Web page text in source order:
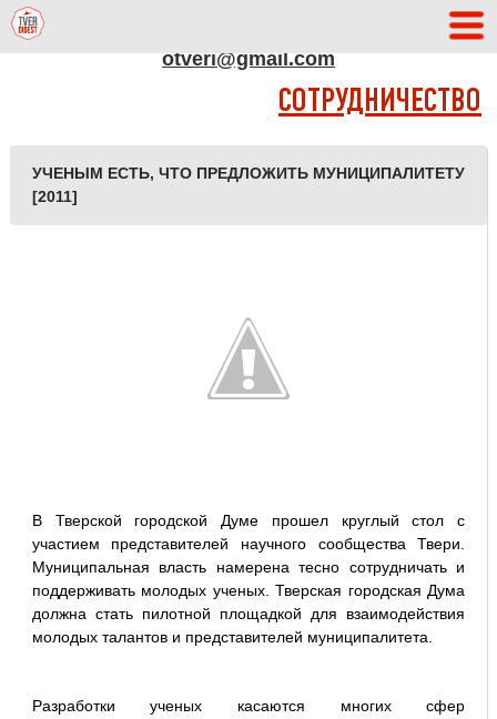
otveri@gmail.com
СОТРУДНИЧЕСТВО
УЧЕНЫМ ЕСТЬ, ЧТО ПРЕДЛОЖИТЬ МУНИЦИПАЛИТЕТУ
[2011]
В Тверской городской Думе прошел круглый стол с
участием представителей научного сообщества Твери.
Муниципальная власть намерена тесно сотрудничать и
поддерживать молодых ученых. Тверская городская Дума
должна стать пилотной площадкой для взаимодействия
молодых талантов и представителей муниципалитета.
Разработки ученых касаются многих сфер